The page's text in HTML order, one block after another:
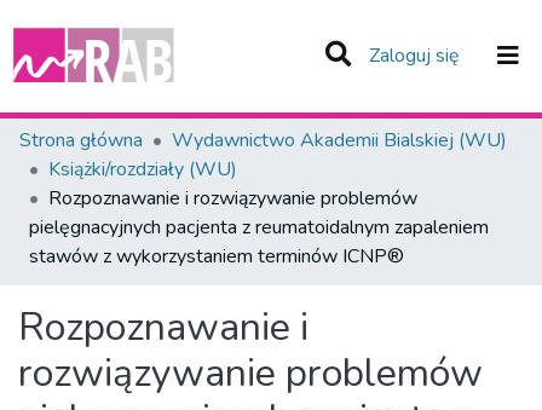
Zaloguj się (current)
Zespoły i Kolekcje
Statystyka
Całe Repozytorium
Strona główna
Wydawnictwo Akademii Bialskiej (WU)
Książki/rozdziały (WU)
Rozpoznawanie i rozwiązywanie problemów
pielęgnacyjnych pacjenta z reumatoidalnym zapaleniem
stawów z wykorzystaniem terminów ICNP®
Rozpoznawanie i
rozwiązywanie problemów